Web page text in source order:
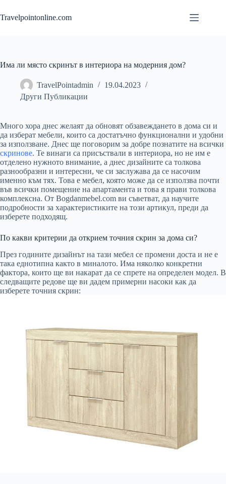
to
content
Travelpointonline.com
Има ли място скринът в интериора на модерния дом?
TravelPointadmin
19.04.2023
Други Публикации
Много хора днес желаят да обновят обзавеждането в дома си и
да изберат мебели, които са достатъчно функционални и удобни
за използване. Днес ще поговорим за добре познатите на всички
скринове. Те винаги са присъствали в интериора, но не им е
отделено нужното внимание, а днес дизайните са толкова
разнообразни и интересни, че си заслужава да се насочим
именно към тях. Това е мебел, която може да се използва почти
във всички помещение на апартамента и това я прави толкова
комплексна. От Bogdanmebel.com ви съветват, да научите
подробности за характеристиките на този артикул, преди да
изберете подходящ.
По какви критерии да открием точния скрин за дома си?
През годините дизайнът на тази мебел се промени доста и не е
така еднотипна както в миналото. Има няколко конкретни
фактора, които ще ви накарат да се спрете на определен модел. В
следващите редове ще ви дадем примерни насоки как да
изберете точния скрин: